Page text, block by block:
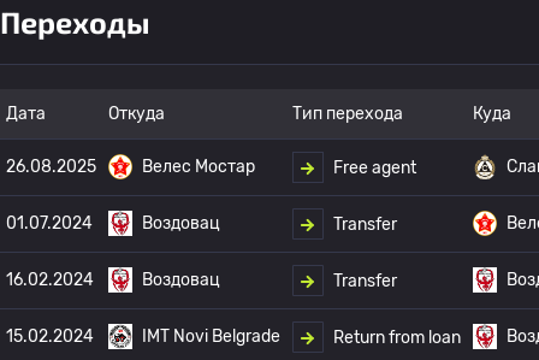
Переходы
Дата Откуда Тип перехода Куда
26.08.2025 Велес Мостар Free agent
01.07.2024 Воздовац Transfer
16.02.2024 Воздовац Transfer
15.02.2024 IMT Novi Belgrade Return from loan